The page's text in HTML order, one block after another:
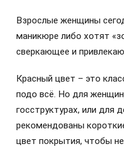
Взрослые женщины
маникюре либо хотят
сверкающее и
Красный цвет – это
подо всё. Но для
госструктурах, или для
рекомендованы
цвет покрытия, чтобы